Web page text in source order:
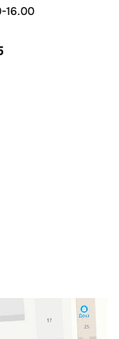
16.00